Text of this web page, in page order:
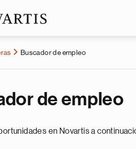
Buscador de empleo
de empleo
en Novartis a